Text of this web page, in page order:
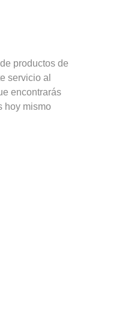
productos de
servicio al
encontrarás
hoy mismo